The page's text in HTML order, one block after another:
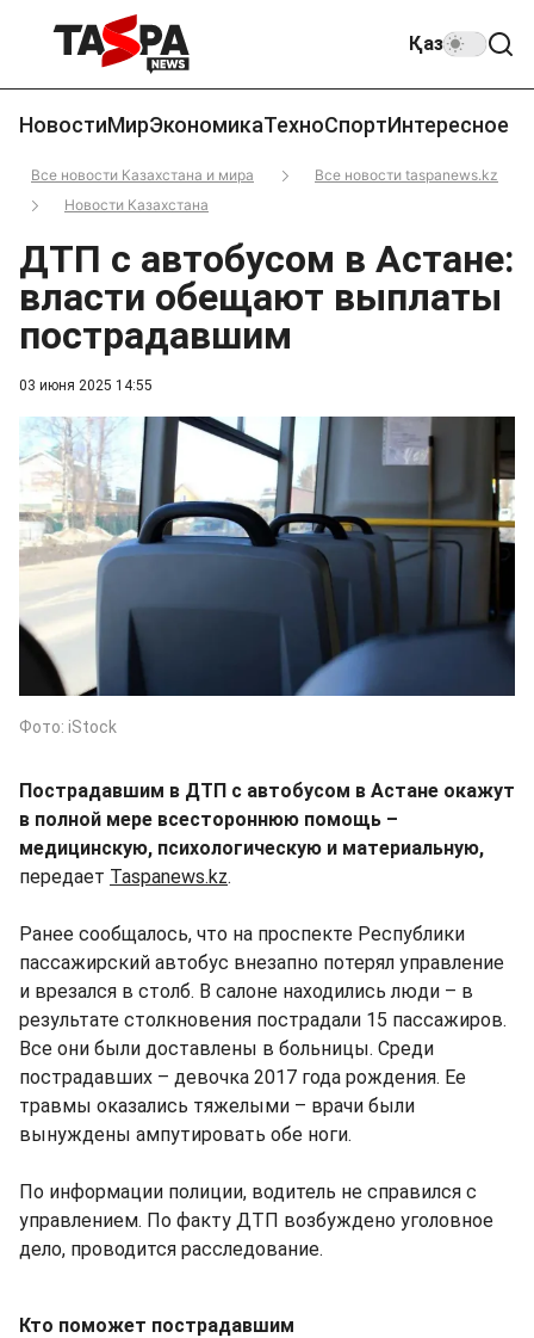
Қаз
НовостиМирЭкономикаТехноСпортИнтересное
Все новости Казахстана и мира
Все новости taspanews.kz
Новости Казахстана
03 июня 2025 14:55
ДТП с автобусом в Астане:
власти обещают выплаты
пострадавшим
Фото: iStock
Пострадавшим в ДТП с автобусом в Астане окажут
в полной мере всестороннюю помощь –
медицинскую, психологическую и материальную,
передает Taspanews.kz.
Ранее сообщалось, что на проспекте Республики
пассажирский автобус внезапно потерял управление
и врезался в столб. В салоне находились люди – в
результате столкновения пострадали 15 пассажиров.
Все они были доставлены в больницы. Среди
пострадавших – девочка 2017 года рождения. Ее
травмы оказались тяжелыми – врачи были
вынуждены ампутировать обе ноги.
По информации полиции, водитель не справился с
управлением. По факту ДТП возбуждено уголовное
дело, проводится расследование.
Кто поможет пострадавшим